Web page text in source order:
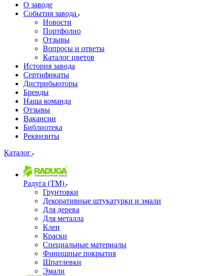
О заводе
События завода
Новости
Портфолио
Отзывы
Вопросы и ответы
Каталог цветов
История завода
Сертификаты
Дистрибьюторы
Бренды
Наша команда
Отзывы
Вакансии
Библиотека
Реквизиты
Каталог
Радуга (ТМ)
Грунтовки
Декоративные штукатурки и эмали
Для дерева
Для металла
Клеи
Краски
Специальные материалы
Финишные покрытия
Шпатлевки
Эмали